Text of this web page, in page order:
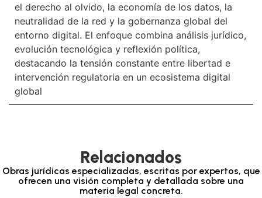
el derecho al olvido, la economía de los datos, la
neutralidad de la red y la gobernanza global del
entorno digital. El enfoque combina análisis jurídico,
evolución tecnológica y reflexión política,
destacando la tensión constante entre libertad e
intervención regulatoria en un ecosistema digital
global
Relacionados
Obras jurídicas especializadas, escritas por expertos, que
ofrecen una visión completa y detallada sobre una
materia legal concreta.